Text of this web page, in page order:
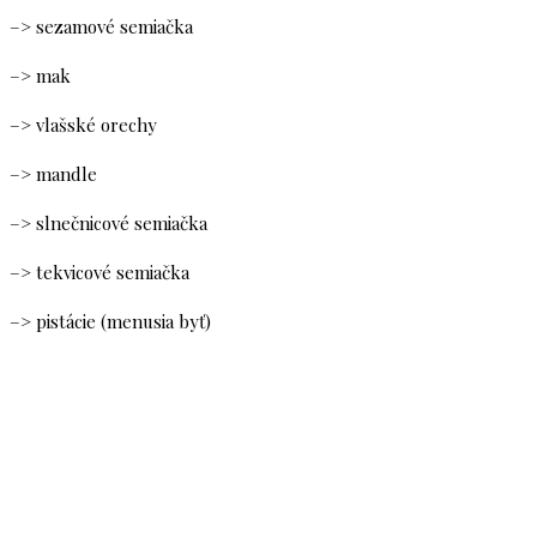
–> sezamové semiačka
–> mak
–> vlašské orechy
–> mandle
–> slnečnicové semiačka
–> tekvicové semiačka
–> pistácie (menusia byť)